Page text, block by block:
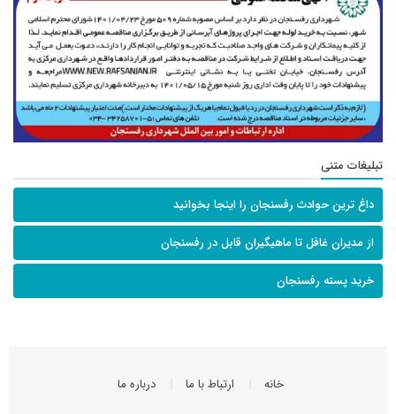
تبلیغات متنی
داغ ترین حوادث رفسنجان را اینجا بخوانید
از مدیران غافل تا ماهیگیران قابل در رفسنجان
خرید پسته رفسنجان
خانه ارتباط با ما درباره ما